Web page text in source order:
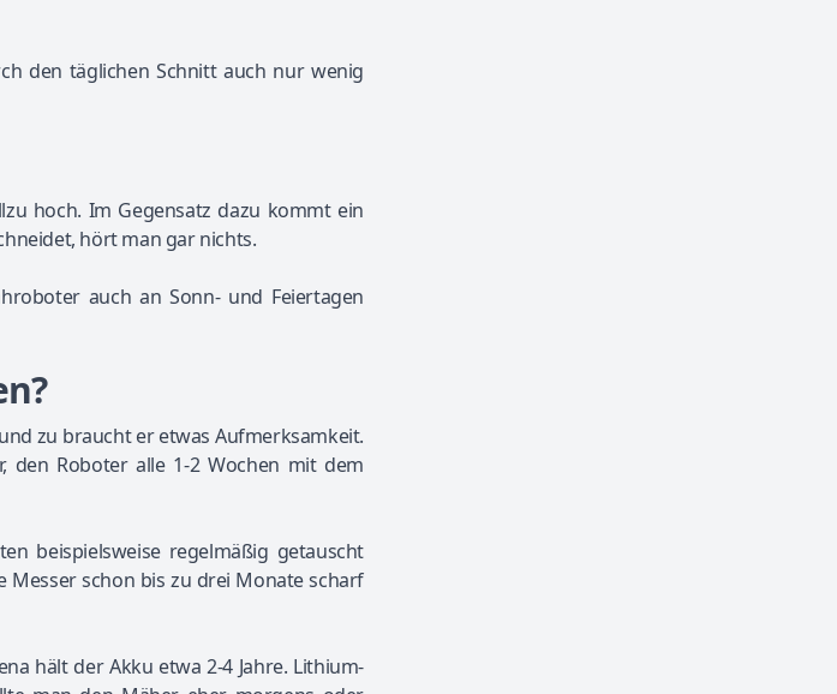
den täglichen Schnitt auch nur wenig
hoch. Im Gegensatz dazu kommt ein
hört man gar nichts.
auch an Sonn- und Feiertagen
zu braucht er etwas Aufmerksamkeit.
den Roboter alle 1-2 Wochen mit dem
beispielsweise regelmäßig getauscht
Messer schon bis zu drei Monate scharf
hält der Akku etwa 2-4 Jahre. Lithium-